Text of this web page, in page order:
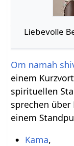
Liebevolle
Om namah
einem
spirituellen
sprechen
einem
Kama,